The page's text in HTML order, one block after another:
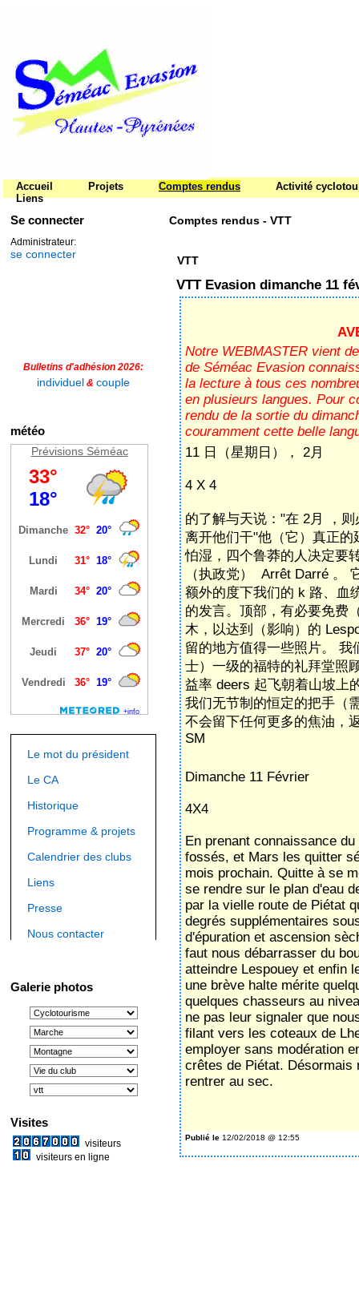
Accueil Projets Comptes rendus
Activité
Liens
Se connecter
Administrateur:
se connecter
Bulletins d'adhésion 2026:
individuel & couple
météo
Prévisions Séméac
Le mot du président
Le CA
Historique
Programme & projets
Calendrier des clubs
Liens
Presse
Nous contacter
Galerie photos
Visites
visiteurs
visiteurs en ligne
Comptes rendus - VTT
VTT
VTT Evasion dimanche 11
Notre WEBMASTER vient
de Séméac Evasion
la lecture à tous ces
en plusieurs langues. Pour
rendu de la sortie du
couramment cette belle
11 日（星期日）， 2月
4 X 4
的了解与天说："在 2月 ，
离开他们干"他（它）真正
怕湿，四个鲁莽的人决定要
（执政党） Arrêt Darré 。
额外的度下我们的 k 路、血
的发言。顶部，有必要免费
木，以达到（影响）的
留的地方值得一些照片。
士）一级的福特的礼拜堂照
益率 deers 起飞朝着山坡上
我们无节制的恒定的把手（
不会留下任何更多的焦油，
SM
Dimanche 11 Février
4X4
En prenant connaissance
fossés, et Mars les quitter
mois prochain. Quitte à se
se rendre sur le plan d'eau
par la vielle route de Piétat
degrés supplémentaires
d'épuration et ascension
faut nous débarrasser du
atteindre Lespouey et enfin
une brève halte mérite
quelques chasseurs au
ne pas leur signaler que
filant vers les coteaux de
employer sans modération
crêtes de Piétat. Désormais
rentrer au sec.
Publié le 12/02/2018 @ 12:55